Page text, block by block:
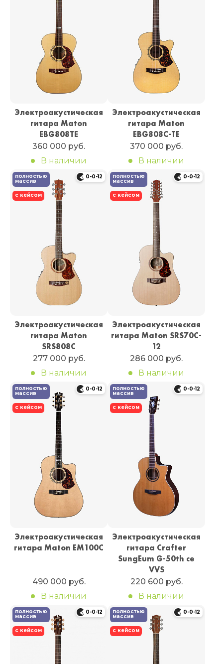
Электроакустическая
гитара Maton
EBG808TE
360 000 руб.
В наличии
Электроакустическая
гитара Maton
EBG808C-TE
370 000 руб.
В наличии
полностью
массив
с кейсом
0-0-12
Электроакустическая
гитара Maton
SRS808C
277 000 руб.
В наличии
полностью
массив
с кейсом
0-0-12
Электроакустическая
гитара Maton SRS70C-
12
286 000 руб.
В наличии
полностью
массив
с кейсом
0-0-12
Электроакустическая
гитара Maton EM100C
490 000 руб.
В наличии
полностью
массив
с кейсом
0-0-12
Электроакустическая
гитара Crafter
SungEum G-50th ce
VVS
220 600 руб.
В наличии
полностью
массив
с кейсом
0-0-12 полностью
массив
с кейсом
0-0-12